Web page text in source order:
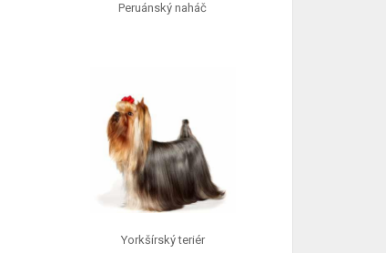
Peruánský naháč
Yorkšírský teriér